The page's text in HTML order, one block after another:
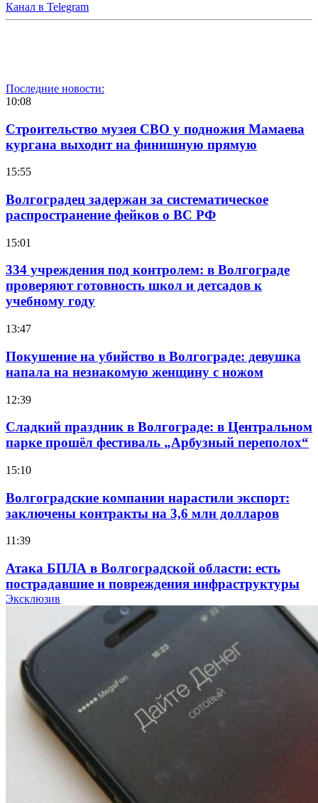
Канал в Telegram
Последние новости:
10:08
Строительство музея СВО у подножия Мамаева
кургана выходит на финишную прямую
15:55
Волгоградец задержан за систематическое
распространение фейков о ВС РФ
15:01
334 учреждения под контролем: в Волгограде
проверяют готовность школ и детсадов к
учебному году
13:47
Покушение на убийство в Волгограде: девушка
напала на незнакомую женщину с ножом
12:39
Сладкий праздник в Волгограде: в Центральном
парке прошёл фестиваль „Арбузный переполох“
15:10
Волгоградские компании нарастили экспорт:
заключены контракты на 3,6 млн долларов
11:39
Атака БПЛА в Волгоградской области: есть
пострадавшие и повреждения инфраструктуры
Волгоградские вузы в топе зарплатного
рейтинга: ВолгГТУ и ВолгГМУ вошли в топ‑15
для химической отрасли и фармацевтики
18:39
В Красноармейском районе Волгограда стартует
конкурс на ремонт моста через Волго‑Донской
судоходный канал
Эксклюзив